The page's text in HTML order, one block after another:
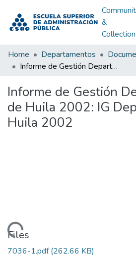
&
Home Departamentos
Informe de Gestión Departamento de Huila 2002: IG Departamento de Huila 2002
Informe de Gestión
de Huila 2002: IG
Huila 2002
Loading...
Files
7036-1.pdf(262.66 KB)